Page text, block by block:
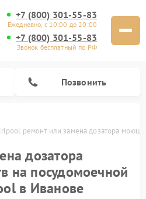
+7 (800) 301-55-83
Ежедневно, с 10:00 до 20:00
+7 (800) 301-55-83
Звонок бесплатный по РФ
Позвонить
ремонт или замена дозатора
дозатора
на посудомоечной
в Иванове